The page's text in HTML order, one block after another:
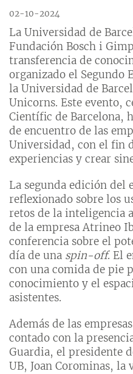
02-10-2024
La Universidad de
Fundación Bosch i
transferencia de
organizado el Segundo
la Universidad de
Unicorns. Este evento,
Científic de Barcelona,
de encuentro de las
Universidad, con el fin
experiencias y crear
La segunda edición del
reflexionado sobre los
retos de la inteligencia
de la empresa Atrineo
conferencia sobre el
día de una spin-off. El
con una comida de pie
conocimiento y el
asistentes.
Además de las
contado con la
Guardia, el presidente
UB, Joan Corominas, la